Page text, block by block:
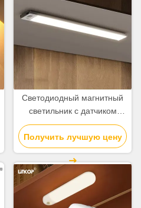
Светодиодный магнитный
светильник с датчиком
движения 10 см - 80 см,
перезаряжаемый, с углом
обзора 120°
Получить лучшую цену